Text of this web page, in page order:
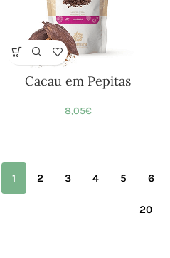
Cacau em Pepitas
8,05€
1 2 3 4 5 6
20